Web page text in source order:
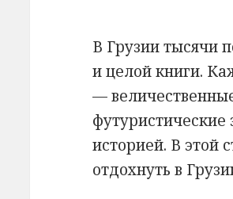
В Грузии тысячи
и целой книги.
—
футуристические
историей. В этой
отдохнуть в